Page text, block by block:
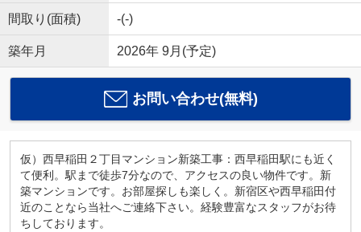
間取り(面積) -(-)
築年月 2026年 9月(予定)
お問い合わせ(無料)
仮）西早稲田２丁目マンション新築工事：西早稲田駅にも近く
て便利。駅まで徒歩7分なので、アクセスの良い物件です。新
築マンションです。お部屋探しも楽しく。新宿区や西早稲田付
近のことなら当社へご連絡下さい。経験豊富なスタッフがお待
ちしております。